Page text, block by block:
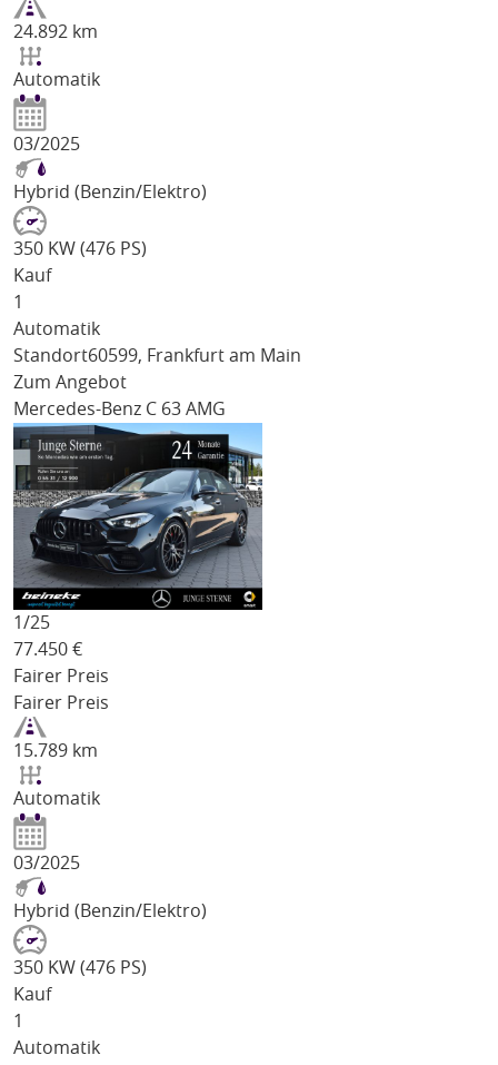
24.892 km
Automatik
03/2025
Hybrid (Benzin/Elektro)
350 KW (476 PS)
Kauf
1
Automatik
Standort60599, Frankfurt am Main
Zum Angebot
Mercedes-Benz C 63 AMG
1/25
77.450 €
Fairer Preis
Fairer Preis
15.789 km
Automatik
03/2025
Hybrid (Benzin/Elektro)
350 KW (476 PS)
Kauf
1
Automatik